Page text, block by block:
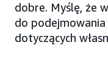
dobre. Myślę, że
do
dotyczących